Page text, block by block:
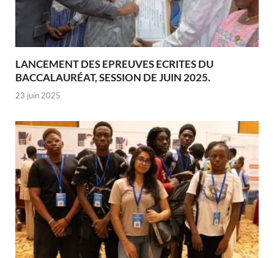
LANCEMENT DES EPREUVES ECRITES DU
BACCALAURÉAT, SESSION DE JUIN 2025.
23 juin 2025